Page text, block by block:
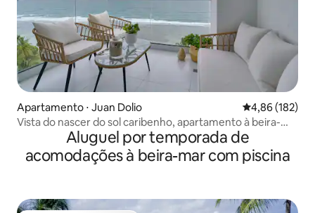
Apartamento ⋅ Juan Dolio 4,86 de uma
4,86 (182)
Vista do nascer do sol caribenho, apartamento à beira-
Aluguel por temporada de
acomodações à beira-mar com piscina